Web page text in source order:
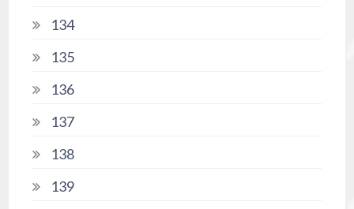
134
135
136
137
138
139